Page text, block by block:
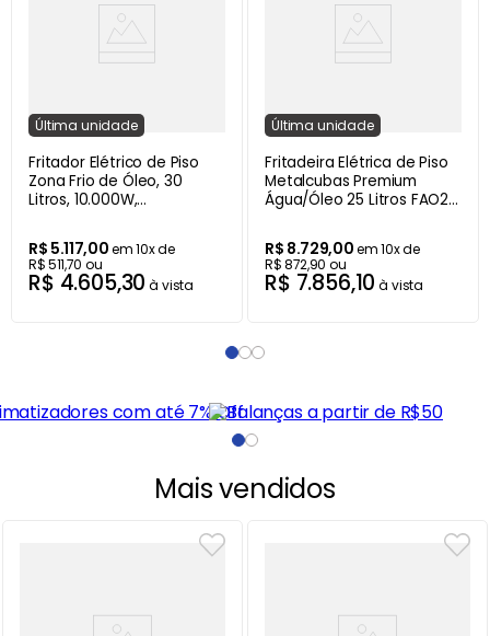
Última unidade
Fritador Elétrico de Piso
Zona Frio de Óleo, 30
Litros, 10.000W,
R$ 5.117,00em10x de
R$511,70 ou
R$ 4.605,30 à vista
Última unidade
Fritadeira Elétrica de Piso
Metalcubas Premium
Água/Óleo 25 Litros FAO2C
R$ 8.729,00em10x de
R$872,90 ou
R$ 7.856,10 à vista
Mais vendidos